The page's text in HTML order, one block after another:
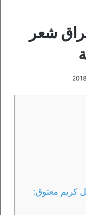
شعر
كريم معتوق: